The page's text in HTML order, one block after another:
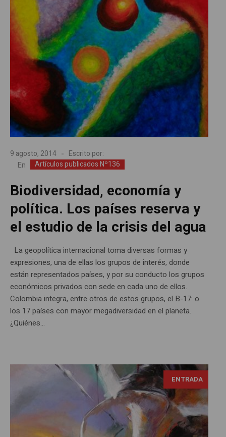
9 agosto, 2014
Escrito por:
En
Artículos publicados Nº136
Biodiversidad, economía y
política. Los países reserva y
el estudio de la crisis del agua
La geopolítica internacional toma diversas formas y
expresiones, una de ellas los grupos de interés, donde
están representados países, y por su conducto los grupos
económicos privados con sede en cada uno de ellos.
Colombia integra, entre otros de estos grupos, el B-17: o
los 17 países con mayor megadiversidad en el planeta.
¿Quiénes...
ENTRADA